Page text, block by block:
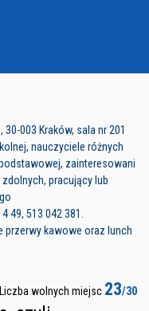
003 Kraków, sala nr 201
nauczyciele różnych
zainteresowani
pracujący lub
49, 513 042 381.
przerwy kawowe oraz lunch
Liczba wolnych miejsc 23/30